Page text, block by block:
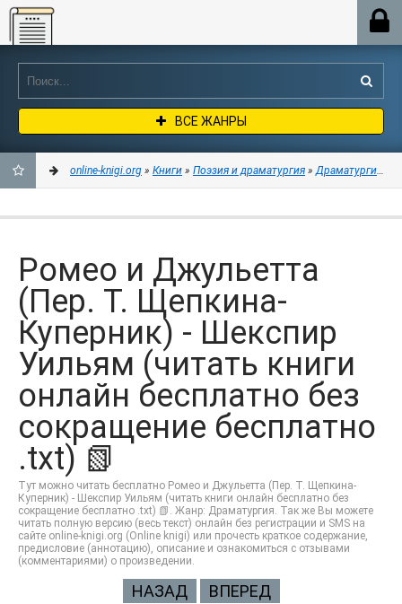
Online-knigi.org
ВСЕ ЖАНРЫ
ЗАКЛАДКИ
online-knigi.org » Книги » Поэзия и драматургия »Драматургия»
Ромео и Джульетта
(Пер. Т. Щепкина-
Куперник) - Шекспир
Уильям (читать книги
онлайн бесплатно без
сокращение бесплатно
.txt) 📗
Тут можно читать бесплатно Ромео и Джульетта (Пер. Т. Щепкина-
Куперник) - Шекспир Уильям (читать книги онлайн бесплатно без
сокращение бесплатно .txt) 📗. Жанр: Драматургия. Так же Вы можете
читать полную версию (весь текст) онлайн без регистрации и SMS на
сайте online-knigi.org (Online knigi) или прочесть краткое содержание,
предисловие (аннотацию), описание и ознакомиться с отзывами
(комментариями) о произведении.
НАЗАД ВПЕРЕД